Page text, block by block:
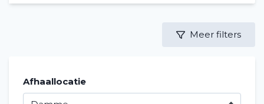
Meer filters
Afhaallocatie